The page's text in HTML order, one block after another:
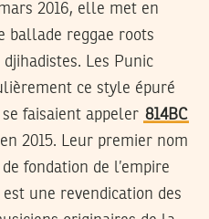
2016, elle met en
ballade reggae roots
Les Punic
ce style épuré
se faisaient appeler 814BC
2015. Leur premier nom
fondation de l’empire
une revendication des